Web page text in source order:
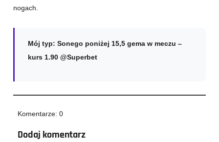
nogach.
Mój typ: Sonego poniżej 15,5 gema w meczu –
kurs 1.90 @Superbet
Komentarze: 0
Dodaj komentarz